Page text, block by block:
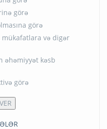
görə
görə
mükafatlara və digər
əhəmiyyət kəsb
görə